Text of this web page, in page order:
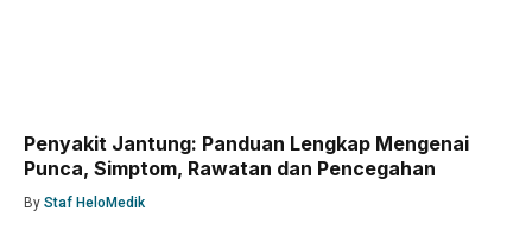
Penyakit Jantung: Panduan Lengkap Mengenai
Punca, Simptom, Rawatan dan Pencegahan
By Staf HeloMedik